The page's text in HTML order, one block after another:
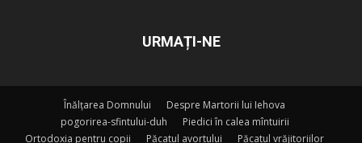
URMAȚI-NE
Înălțarea Domnului
Despre Martorii lui Iehova
pogorirea-sfintului-duh
Piedici în calea mîntuirii
Ortodoxia pentru copii
Păcatul avortului Păcatul vrăjitoriilor